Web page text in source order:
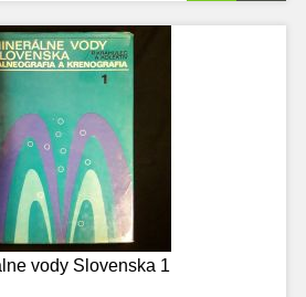
vody Slovenska 1